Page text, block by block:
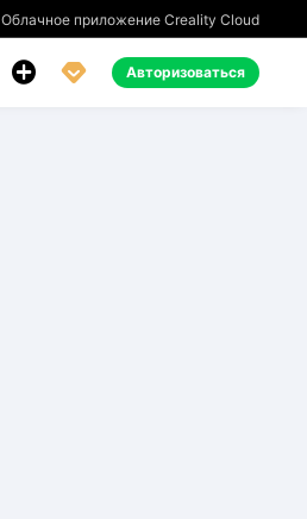
Облачное приложение Creality Cloud
  Авторизоваться